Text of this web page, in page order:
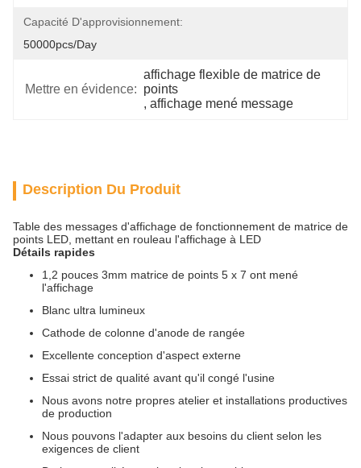
Capacité D'approvisionnement:
50000pcs/day
Mettre en évidence:
affichage flexible de matrice de
points
, affichage mené message
Description Du Produit
Table des messages d'affichage de fonctionnement de matrice de
points LED, mettant en rouleau l'affichage à LED
Détails rapides
1,2 pouces 3mm matrice de points 5 x 7 ont mené
l'affichage
Blanc ultra lumineux
Cathode de colonne d'anode de rangée
Excellente conception d'aspect externe
Essai strict de qualité avant qu'il congé l'usine
Nous avons notre propres atelier et installations productives
de production
Nous pouvons l'adapter aux besoins du client selon les
exigences de client